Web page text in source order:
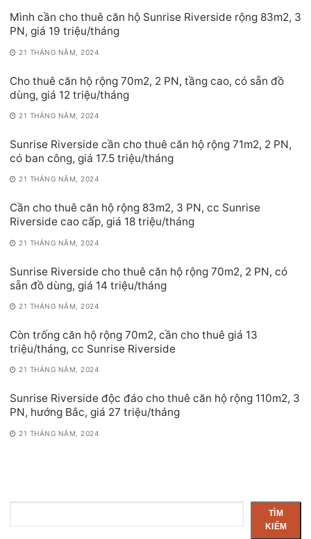
Mình cần cho thuê căn hộ Sunrise Riverside rộng 83m2, 3
PN, giá 19 triệu/tháng
21 THÁNG NĂM, 2024
Cho thuê căn hộ rộng 70m2, 2 PN, tầng cao, có sẵn đồ
dùng, giá 12 triệu/tháng
21 THÁNG NĂM, 2024
Sunrise Riverside cần cho thuê căn hộ rộng 71m2, 2 PN,
có ban công, giá 17.5 triệu/tháng
21 THÁNG NĂM, 2024
Cần cho thuê căn hộ rộng 83m2, 3 PN, cc Sunrise
Riverside cao cấp, giá 18 triệu/tháng
21 THÁNG NĂM, 2024
Sunrise Riverside cho thuê căn hộ rộng 70m2, 2 PN, có
sẵn đồ dùng, giá 14 triệu/tháng
21 THÁNG NĂM, 2024
Còn trống căn hộ rộng 70m2, cần cho thuê giá 13
triệu/tháng, cc Sunrise Riverside
21 THÁNG NĂM, 2024
Sunrise Riverside độc đáo cho thuê căn hộ rộng 110m2, 3
PN, hướng Bắc, giá 27 triệu/tháng
21 THÁNG NĂM, 2024
kiếm
TÌM
KIẾM